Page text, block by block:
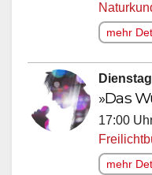
mehr
»Das
17:00
mehr